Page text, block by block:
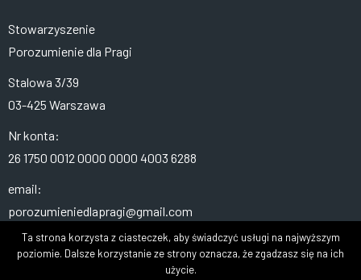
Stowarzyszenie
Porozumienie dla Pragi
Stalowa 3/39
03-425 Warszawa
Nr konta:
26 1750 0012 0000 0000 4003 6288
email:
porozumieniedlapragi@gmail.com
Ta strona korzysta z ciasteczek, aby świadczyć usługi na najwyższym
poziomie. Dalsze korzystanie ze strony oznacza, że zgadzasz się na ich
użycie.